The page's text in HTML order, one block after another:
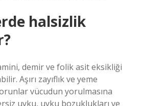
halsizlik
demir ve folik asit eksikliği
Aşırı zayıflık ve yeme
vücudun yorulmasına
uyku, uyku bozuklukları ve